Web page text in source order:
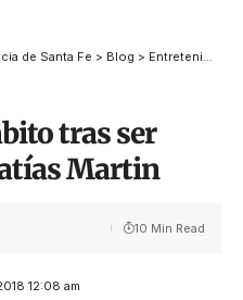
de Santa Fe > Blog > Entretenimiento
tras ser
Martin
12:08 am
10 Min Read